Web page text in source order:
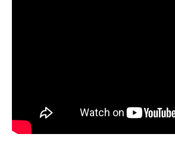
구이기도 하다